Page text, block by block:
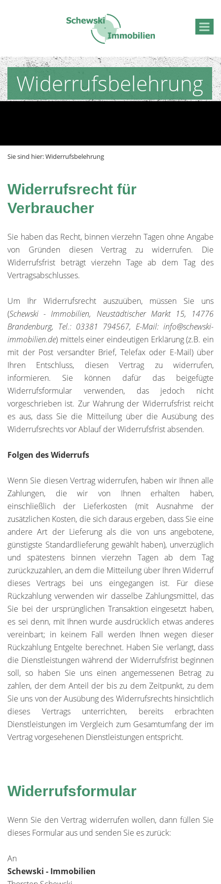
Widerrufsbelehrung
Sie sind hier:Widerrufsbelehrung
Widerrufsrecht für
Verbraucher
Sie haben das Recht, binnen vierzehn Tagen ohne Angabe
von Gründen diesen Vertrag zu widerrufen. Die
Widerrufsfrist beträgt vierzehn Tage ab dem Tag des
Vertragsabschlusses.
Um Ihr Widerrufsrecht auszuüben, müssen Sie uns
(Schewski - Immobilien, Neustädtischer Markt 15, 14776
Brandenburg, Tel.: 03381 794567, E-Mail: info@schewski-
immobilien.de) mittels einer eindeutigen Erklärung (z.B. ein
mit der Post versandter Brief, Telefax oder E-Mail) über
Ihren Entschluss, diesen Vertrag zu widerrufen,
informieren. Sie können dafür das beigefügte
Widerrufsformular verwenden, das jedoch nicht
vorgeschrieben ist. Zur Wahrung der Widerrufsfrist reicht
es aus, dass Sie die Mitteilung über die Ausübung des
Widerrufsrechts vor Ablauf der Widerrufsfrist absenden.
Folgen des Widerrufs
Wenn Sie diesen Vertrag widerrufen, haben wir Ihnen alle
Zahlungen, die wir von Ihnen erhalten haben,
einschließlich der Lieferkosten (mit Ausnahme der
zusätzlichen Kosten, die sich daraus ergeben, dass Sie eine
andere Art der Lieferung als die von uns angebotene,
günstigste Standardlieferung gewählt haben), unverzüglich
und spätestens binnen vierzehn Tagen ab dem Tag
zurückzuzahlen, an dem die Mitteilung über Ihren Widerruf
dieses Vertrags bei uns eingegangen ist. Für diese
Rückzahlung verwenden wir dasselbe Zahlungsmittel, das
Sie bei der ursprünglichen Transaktion eingesetzt haben,
es sei denn, mit Ihnen wurde ausdrücklich etwas anderes
vereinbart; in keinem Fall werden Ihnen wegen dieser
Rückzahlung Entgelte berechnet. Haben Sie verlangt, dass
die Dienstleistungen während der Widerrufsfrist beginnen
soll, so haben Sie uns einen angemessenen Betrag zu
zahlen, der dem Anteil der bis zu dem Zeitpunkt, zu dem
Sie uns von der Ausübung des Widerrufsrechts hinsichtlich
dieses Vertrags unterrichten, bereits erbrachten
Dienstleistungen im Vergleich zum Gesamtumfang der im
Vertrag vorgesehenen Dienstleistungen entspricht.
Widerrufsformular
Wenn Sie den Vertrag widerrufen wollen, dann füllen Sie
dieses Formular aus und senden Sie es zurück:
An
Schewski - Immobilien